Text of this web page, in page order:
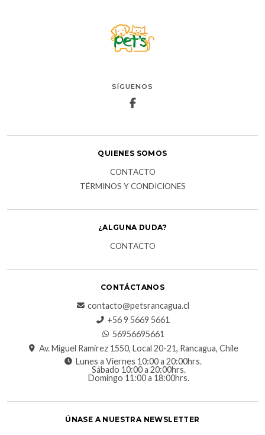
SÍGUENOS
QUIENES SOMOS
CONTACTO
TÉRMINOS Y CONDICIONES
¿ALGUNA DUDA?
CONTACTO
CONTÁCTANOS
contacto@petsrancagua.cl
‪+56 9 5669 5661‬
56956695661‬
Av. Miguel Ramírez 1550, Local 20-21, Rancagua, Chile
Lunes a Viernes 10:00 a 20:00hrs.
Sábado 10:00 a 20:00hrs.
Domingo 11:00 a 18:00hrs.
ÚNASE A NUESTRA NEWSLETTER